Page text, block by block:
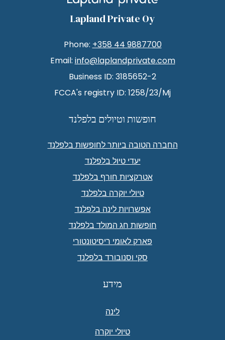
Lapland Private Oy
Phone: +358 44 9887700
Email: info@laplandprivate.com
Business ID: 3185652-2
FCCA's registry ID: 1258/23/Mj
חופשות וטיולים בלפלנד
החברה הטובה ביותר לחופשות בלפלנד
יעדי טיול בלפלנד
אטרקציות חורף בלפלנד
טיולי יוקרה בלפלנד
אפשרויות לינה בלפלנד
חופשות חג המולד בלפלנד
פארק לאומי ריסיטונטורי
סקי וסנובורד בלפלנד
מידע
לינה
טיולי יוקרה